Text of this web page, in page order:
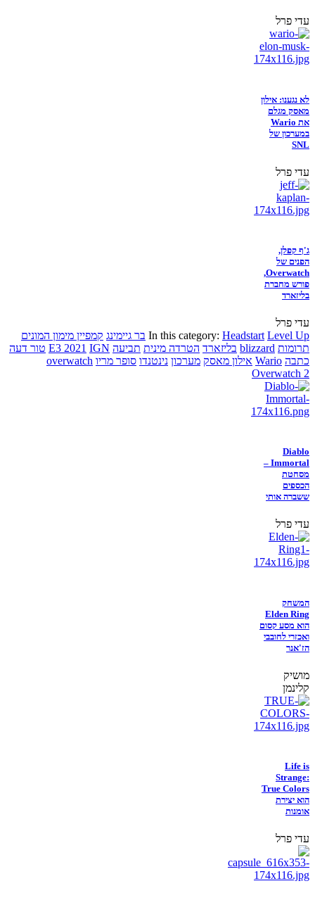
עדי פרל
לא נגענו: אילון
מאסק מגלם
את Wario
במערכון של
SNL
עדי פרל
ג'ף קפלן,
הפנים של
Overwatch,
פורש מחברת
בליזארד
עדי פרל
In this category: Headstart Level Up בר גיימינג קמפיין מימון המונים
תרומות blizzard בליזארד הטרדה מינית תביעה E3 2021 IGN
טור דעה
כתבה Wario אילון מאסק מערכון נינטנדו סופר מריו overwatch
Overwatch 2
Diablo
Immortal –
מסחטת
הכספים
ששברה אותי
עדי פרל
המשחק
Elden Ring
הוא מסע קסום
ואכזרי לחובבי
הז'אנר
מושיק
קלינמן
Life is
Strange:
True Colors
הוא יצירת
אומנות
עדי פרל